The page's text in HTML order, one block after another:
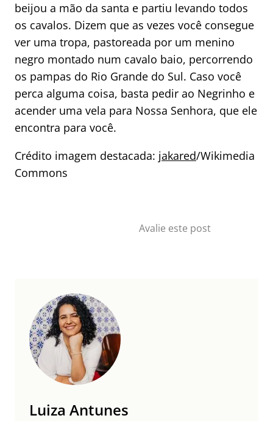
beijou a mão da santa e partiu levando todos
os cavalos. Dizem que as vezes você consegue
ver uma tropa, pastoreada por um menino
negro montado num cavalo baio, percorrendo
os pampas do Rio Grande do Sul. Caso você
perca alguma coisa, basta pedir ao Negrinho e
acender uma vela para Nossa Senhora, que ele
encontra para você.
Crédito imagem destacada: jakared/Wikimedia
Commons
Avalie este post
Luiza Antunes